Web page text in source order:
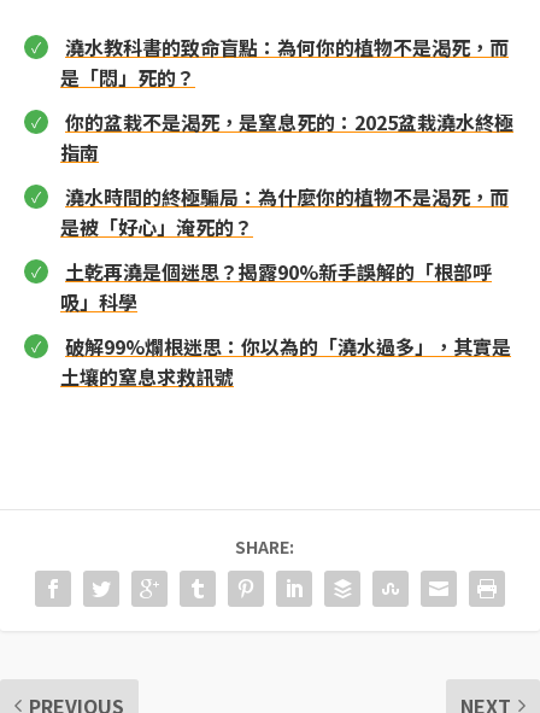
澆水教科書的致命盲點：為何你的植物不是渴死，而
是「悶」死的？
你的盆栽不是渴死，是窒息死的：2025盆栽澆水終極
指南
澆水時間的終極騙局：為什麼你的植物不是渴死，而
是被「好心」淹死的？
土乾再澆是個迷思？揭露90%新手誤解的「根部呼
吸」科學
破解99%爛根迷思：你以為的「澆水過多」，其實是
土壤的窒息求救訊號
SHARE:
PREVIOUS NEXT